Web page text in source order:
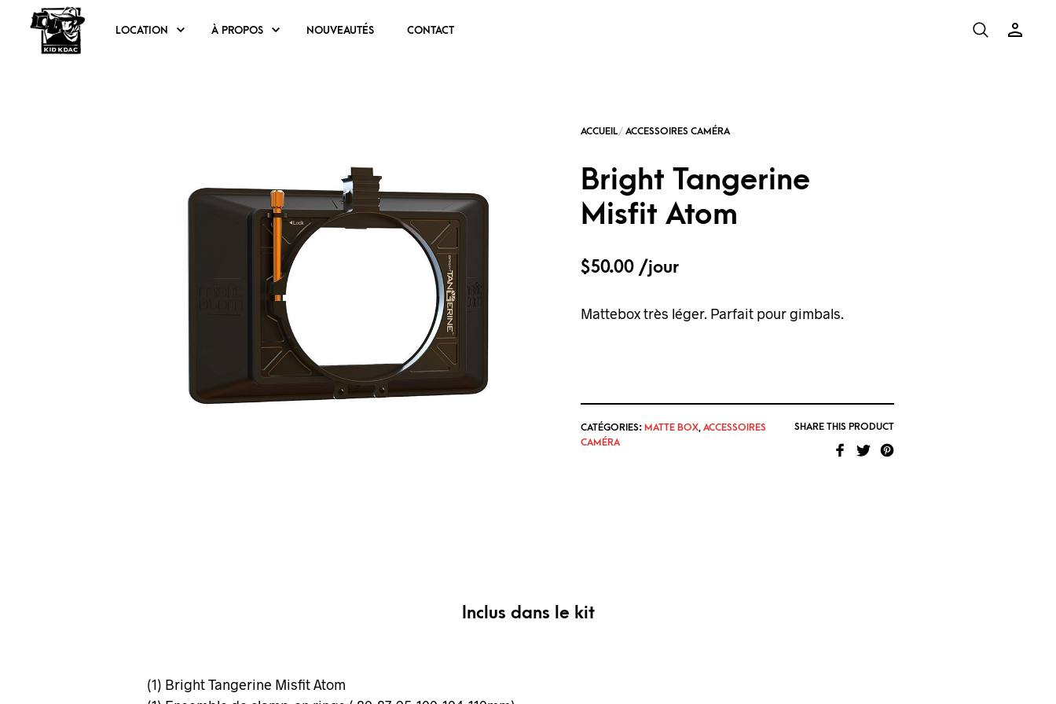
LOCATION À PROPOS NOUVEAUTÉS CONTACT
Bright Tangerine
Misfit Atom
$50.00/jour
Mattebox très léger. Parfait pour gimbals.
CATÉGORIES: MATTE BOX, ACCESSOIRES
CAMÉRA
SHARE THIS PRODUCT
Inclus dans le kit
(1) Bright Tangerine Misfit Atom